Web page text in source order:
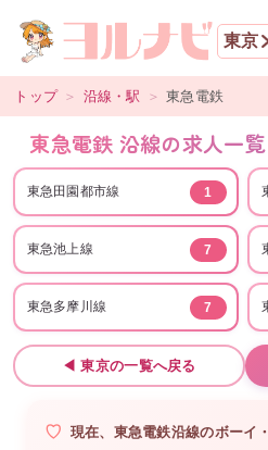
東京
トップ ＞ 沿線・駅 ＞ 東急電鉄
東急電鉄 沿線の求人一覧
東急田園都市線 1
東急池上線 7
東急多摩川線 7
◀東京の一覧へ戻る
現在、 東急電鉄沿線のボーイ